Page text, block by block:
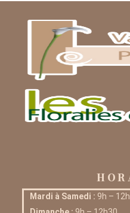
Mardi à Samedi : 9h –